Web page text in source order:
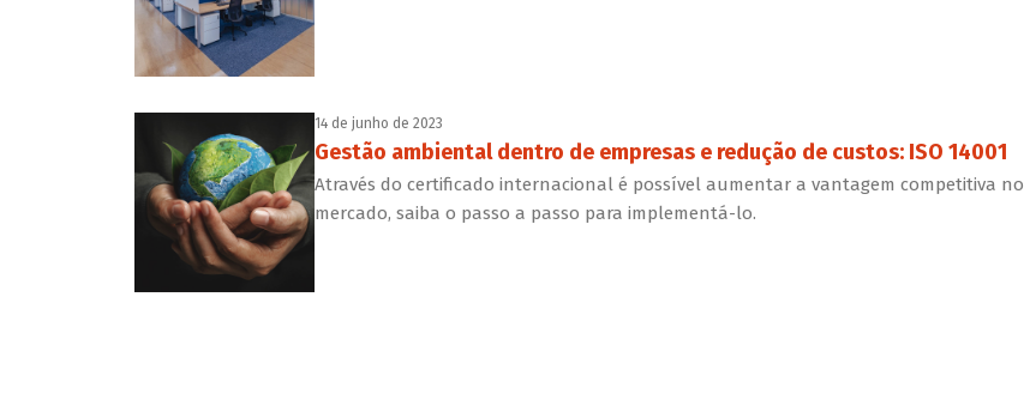
14 de junho de 2023
Gestão ambiental dentro de empresas e redução de custos: ISO 14001
Através do certificado internacional é possível aumentar a vantagem competitiva no
mercado, saiba o passo a passo para implementá-lo.